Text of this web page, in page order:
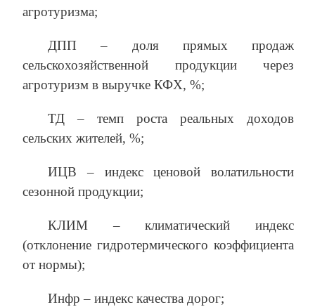
агротуризма;
ДПП – доля прямых продаж
сельскохозяйственной продукции через
агротуризм в выручке КФХ, %;
ТД – темп роста реальных доходов
сельских жителей, %;
ИЦВ – индекс ценовой волатильности
сезонной продукции;
КЛИМ – климатический индекс
(отклонение гидротермического коэффициента
от нормы);
Инфр – индекс качества дорог;